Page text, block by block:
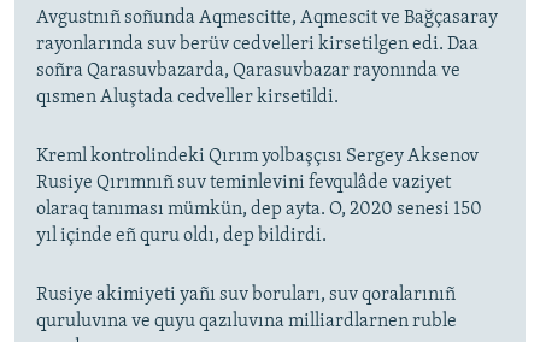
Avgustnıñ soñunda Aqmescitte, Aqmescit ve Bağçasaray
rayonlarında suv berüv cedvelleri kirsetilgen edi. Daa
soñra Qarasuvbazarda, Qarasuvbazar rayonında ve
qısmen Aluştada cedveller kirsetildi.
Kreml kontrolindeki Qırım yolbaşçısı Sergey Aksenov
Rusiye Qırımnıñ suv teminlevini fevqulâde vaziyet
olaraq tanıması mümkün, dep ayta. O, 2020 senesi 150
yıl içinde eñ quru oldı, dep bildirdi.
Rusiye akimiyeti yañı suv boruları, suv qoralarınıñ
quruluvına ve quyu qazıluvına milliardlarnen ruble